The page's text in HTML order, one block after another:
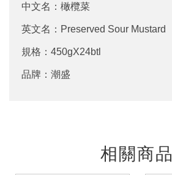
中文名：橄欖菜
英文名：Preserved Sour Mustard
規格：450gX24btl
品牌：潮盛
相關商品